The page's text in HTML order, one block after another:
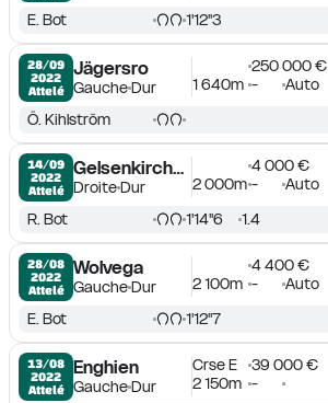
E. Bot 1'12''3
28/09
2022
Attelé
Jägersro
GaucheDur
250 000 €
1 640m -
Auto
Ö. Kihlström
14/09
2022
Attelé
Gelsenkirchen
DroiteDur
4 000 €
2 000m - Auto
R. Bot 1'14''6 1.4
28/08
2022
Attelé
Wolvega
GaucheDur
4 400 €
2 100m - Auto
E. Bot 1'12''7
13/08
2022
Attelé
Enghien
GaucheDur
Crse E
39 000 €
2 150m -